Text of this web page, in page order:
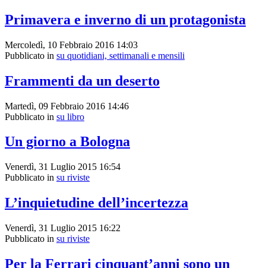
Primavera e inverno di un protagonista
Mercoledì, 10 Febbraio 2016 14:03
Pubblicato in su quotidiani, settimanali e mensili
Frammenti da un deserto
Martedì, 09 Febbraio 2016 14:46
Pubblicato in su libro
Un giorno a Bologna
Venerdì, 31 Luglio 2015 16:54
Pubblicato in su riviste
L’inquietudine dell’incertezza
Venerdì, 31 Luglio 2015 16:22
Pubblicato in su riviste
Per la Ferrari cinquant’anni sono un